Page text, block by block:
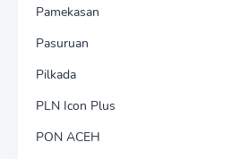
Pamekasan
Pasuruan
Pilkada
PLN Icon Plus
PON ACEH